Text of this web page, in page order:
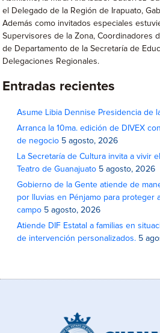
el Delegado de la Región de Irapuato,
Además como invitados especiales
Supervisores de la Zona, Coordinadores
de Departamento de la Secretaría de
Delegaciones Regionales.
Entradas recientes
Asume Libia Dennise Presidencia de
Arranca la 10ma. edición de DIVEX
de negocio 5 agosto, 2026
La Secretaría de Cultura invita a vivir
Teatro de Guanajuato 5 agosto, 2026
Gobierno de la Gente atiende de
por lluvias en Pénjamo para proteger
campo 5 agosto, 2026
Atiende DIF Estatal a familias en
de intervención personalizados. 5